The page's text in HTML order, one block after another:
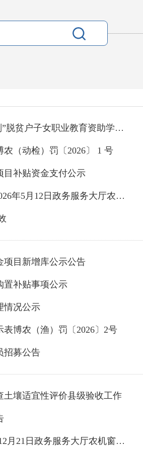
博湖县关于2025-2026学年“雨露计划”脱贫户子女职业教育资助学生名单的公示
（动检）罚〔2026〕 1 号
目补贴资金支付公示
博湖县农业农村局2026年4月27日-2026年5月12日政务服务大厅农机窗口行政许可公示台账
项目新增库公示公告
置补贴事项公示
情况公示
博农（渔）罚〔2026〕2号
招募公告
壤适宜性评价县级验收工作
博湖县农业农村局2025年11月24日-12月21日政务服务大厅农机窗口行政许可公示台账